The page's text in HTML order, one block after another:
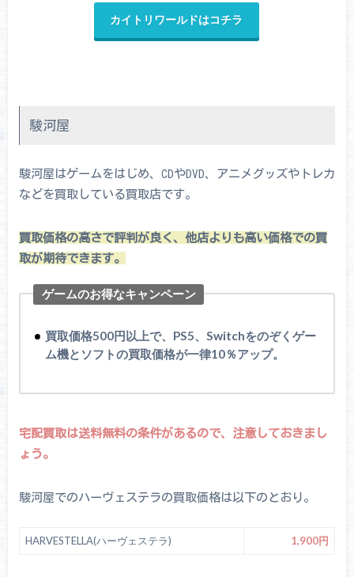
カイトリワールドはコチラ
駿河屋
駿河屋はゲームをはじめ、CDやDVD、アニメグッズやトレカ
などを買取している買取店です。
買取価格の高さで評判が良く、他店よりも高い価格での買
取が期待できます。
ゲームのお得なキャンペーン
買取価格500円以上で、PS5、Switchをのぞくゲー
ム機とソフトの買取価格が一律10％アップ。
宅配買取は送料無料の条件があるので、注意しておきまし
ょう。
駿河屋でのハーヴェステラの買取価格は以下のとおり。
HARVESTELLA(ハーヴェステラ) 1,900円